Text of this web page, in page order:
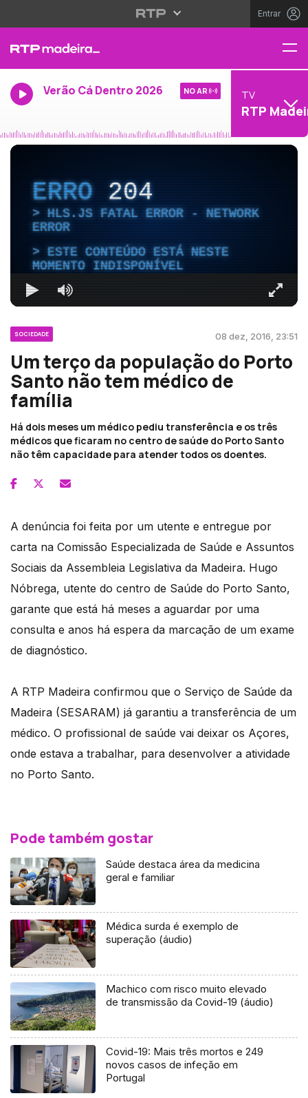
Entrar
Verão Cá Dentro 2026 NO AR TV
RTP
ERRO204
HLS.JS FATAL ERROR - NETWORK
ERROR
ESTE CONTEÚDO ESTÁ NESTE
MOMENTO INDISPONÍVEL
SOCIEDADE 08 dez, 2016, 23:51
Um terço da população do Porto
Santo não tem médico de
família
Há dois meses um médico pediu transferência e os três
médicos que ficaram no centro de saúde do Porto Santo
não têm capacidade para atender todos os doentes.
A denúncia foi feita por um utente e entregue por
carta na Comissão Especializada de Saúde e Assuntos
Sociais da Assembleia Legislativa da Madeira. Hugo
Nóbrega, utente do centro de Saúde do Porto Santo,
garante que está há meses a aguardar por uma
consulta e anos há espera da marcação de um exame
de diagnóstico.
A RTP Madeira confirmou que o Serviço de Saúde da
Madeira (SESARAM) já garantiu a transferência de um
médico. O profissional de saúde vai deixar os Açores,
onde estava a trabalhar, para desenvolver a atividade
no Porto Santo.
Pode também gostar
Saúde destaca área da medicina
geral e familiar
Médica surda é exemplo de
superação (áudio)
Machico com risco muito elevado
de transmissão da Covid-19 (áudio)
Covid-19: Mais três mortos e 249
novos casos de infeção em
Portugal